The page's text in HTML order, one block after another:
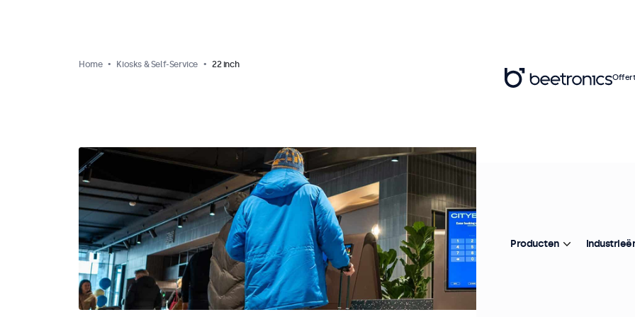
Home Kiosks & Self-Service 22 inch
Producten